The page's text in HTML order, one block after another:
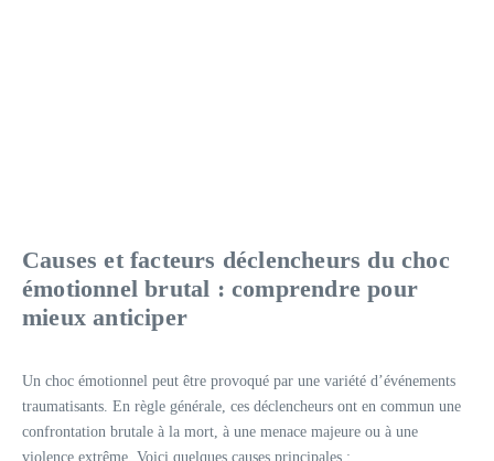
Causes et facteurs déclencheurs du choc
émotionnel brutal : comprendre pour
mieux anticiper
Un choc émotionnel peut être provoqué par une variété d’événements
traumatisants. En règle générale, ces déclencheurs ont en commun une
confrontation brutale à la mort, à une menace majeure ou à une
violence extrême. Voici quelques causes principales :